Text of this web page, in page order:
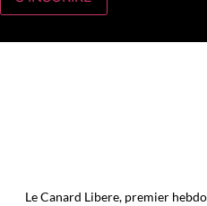
Le Canard Libere, premier